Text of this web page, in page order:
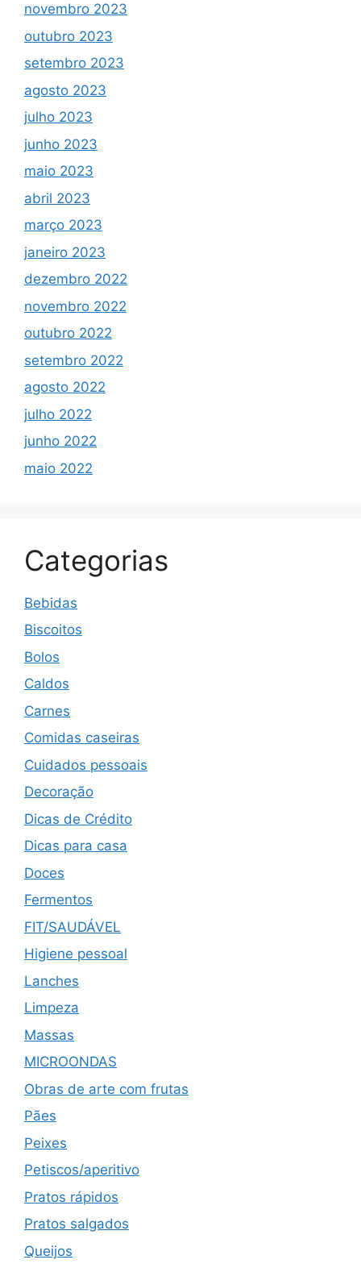
novembro 2023
outubro 2023
setembro 2023
agosto 2023
julho 2023
junho 2023
maio 2023
abril 2023
março 2023
janeiro 2023
dezembro 2022
novembro 2022
outubro 2022
setembro 2022
agosto 2022
julho 2022
junho 2022
maio 2022
Categorias
Bebidas
Biscoitos
Bolos
Caldos
Carnes
Comidas caseiras
Cuidados pessoais
Decoração
Dicas de Crédito
Dicas para casa
Doces
Fermentos
FIT/SAUDÁVEL
Higiene pessoal
Lanches
Limpeza
Massas
MICROONDAS
Obras de arte com frutas
Pães
Peixes
Petiscos/aperitivo
Pratos rápidos
Pratos salgados
Queijos